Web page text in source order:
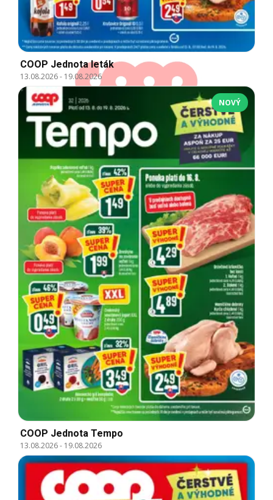
COOP Jednota leták
13.08.2026- 19.08.2026
NOVÝ
COOP Jednota Tempo
13.08.2026- 19.08.2026